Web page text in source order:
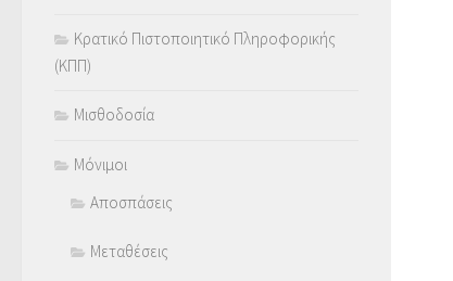
Κρατικό Πιστοποιητικό Πληροφορικής
(ΚΠΠ)
Μισθοδοσία
Μόνιμοι
Αποσπάσεις
Μεταθέσεις